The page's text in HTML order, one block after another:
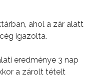
ahol a zár alatt
igazolta.
eredménye 3 nap
a zárolt tételt